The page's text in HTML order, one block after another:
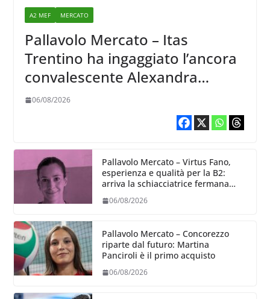
A2 MEF MERCATO
Pallavolo Mercato – Itas
Trentino ha ingaggiato l’ancora
convalescente Alexandra
Ravarini
06/08/2026
Pallavolo Mercato – Virtus Fano,
esperienza e qualità per la B2:
arriva la schiacciatrice fermana
06/08/2026
Pallavolo Mercato – Concorezzo
riparte dal futuro: Martina
Panciroli è il primo acquisto
06/08/2026